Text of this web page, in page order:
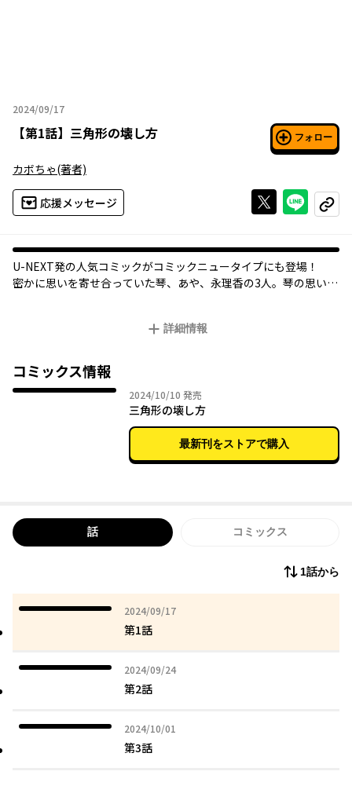
2024/09/17
2024年09月17日
【第1話】 三角形の壊し方 フォロー
カボちゃ(著者)
応援メッセージ Xで投稿する
ライン
コピー
U-NEXT発の人気コミックがコミックニュータイプにも登場！
密かに思いを寄せ合っていた琴、あや、永理香の3人。琴の思いが
詳細情報
コミックス情報
2024/10/10 2024年10月10日
発売
三角形の壊し方
最新刊をストアで購入
話 コミックス
1話から
2024/09/17
2024年09月17日
第1話
2024/09/24
2024年09月24日
第2話
2024/10/01
2024年10月01日
第3話